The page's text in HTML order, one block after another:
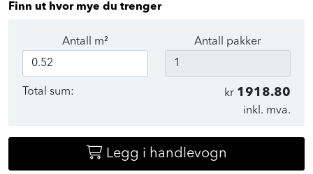
Finn ut hvor mye du trenger
Antall m² Antall pakker
Total sum: kr 1918.80
inkl. mva.
Legg i handlevogn